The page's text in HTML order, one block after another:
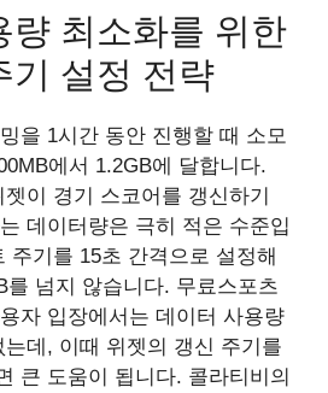
량 최소화를 위한
기 설정 전략
을 1시간 동안 진행할 때 소모
에서 1.2GB에 달합니다.
이 경기 스코어를 갱신하기
데이터량은 극히 적은 수준입
주기를 15초 간격으로 설정해
를 넘지 않습니다. 무료스포츠
자 입장에서는 데이터 사용량
데, 이때 위젯의 갱신 주기를
큰 도움이 됩니다. 콜라티비의